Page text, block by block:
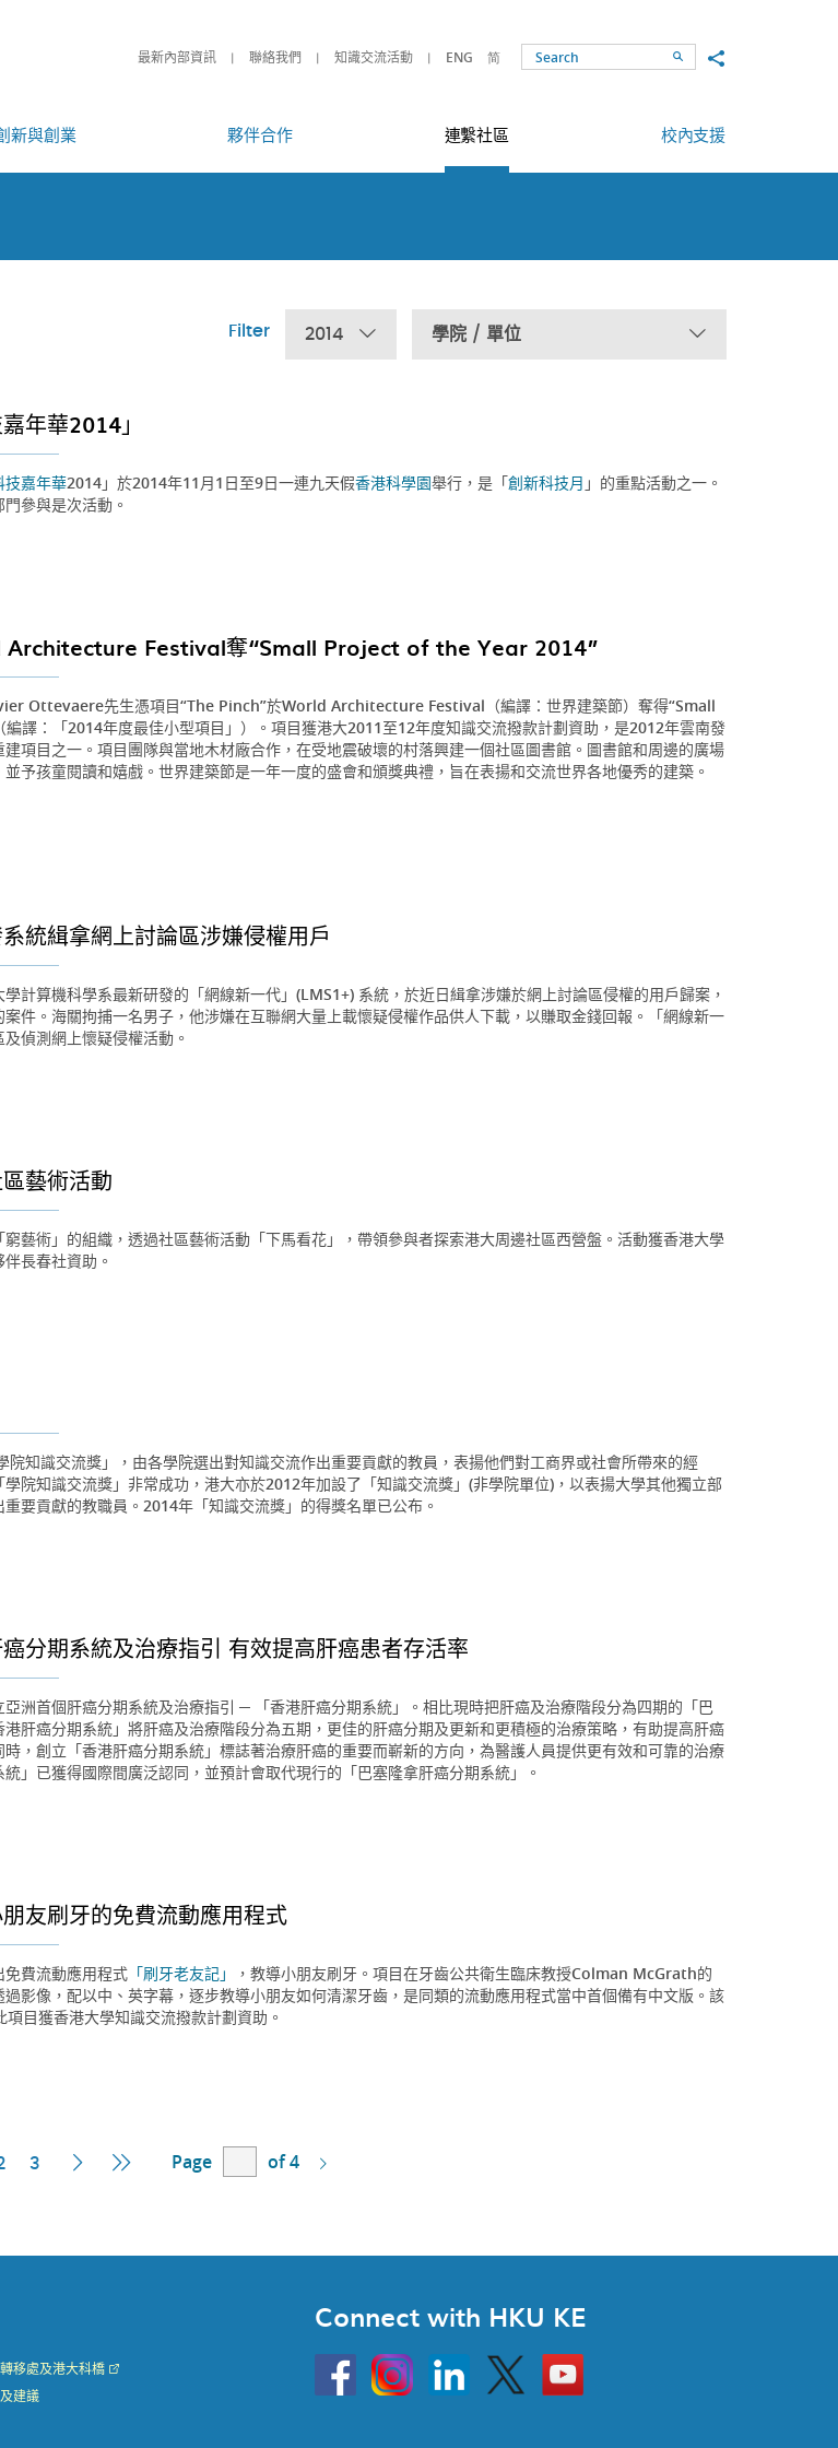
最新內部資訊 聯絡我們 知識交流活動 ENG 简 SearchShare to
新與創業 夥伴合作 連繫社區 校內支援
Filter 2014 學院 / 單位
年華2014」
技嘉年華2014」於2014年11月1日至9日一連九天假香港科學園舉行，是「創新科技月 」的重點活動之一。
參與是次活動。
Architecture Festival奪“Small Project of the Year 2014”
Ottevaere先生憑項目“The Pinch”於World Architecture Festival（編譯：世界建築節）奪得“Small
譯：「2014年度最佳小型項目」）。項目獲港大2011至12年度知識交流撥款計劃資助，是2012年雲南發
項目之一。項目團隊與當地木材廠合作，在受地震破壞的村落興建一個社區圖書館。圖書館和周邊的廣場
予孩童閱讀和嬉戲。世界建築節是一年一度的盛會和頒獎典禮，旨在表揚和交流世界各地優秀的建築。
統緝拿網上討論區涉嫌侵權用戶
計算機科學系最新研發的「網線新一代」(LMS1+) 系統，於近日緝拿涉嫌於網上討論區侵權的用戶歸案，
件。海關拘捕一名男子，他涉嫌在互聯網大量上載懷疑侵權作品供人下載，以賺取金錢回報。「網線新一
偵測網上懷疑侵權活動。
藝術活動
藝術」的組織，透過社區藝術活動「下馬看花」，帶領參與者探索港大周邊社區西營盤。活動獲香港大學
長春社資助。
院知識交流獎」，由各學院選出對知識交流作出重要貢獻的教員，表揚他們對工商界或社會所帶來的經
院知識交流獎」非常成功，港大亦於2012年加設了「知識交流獎」(非學院單位)，以表揚大學其他獨立部
要貢獻的教職員。2014年「知識交流獎」的得獎名單已公布。
分期系統及治療指引 有效提高肝癌患者存活率
洲首個肝癌分期系統及治療指引 ─ 「香港肝癌分期系統」。相比現時把肝癌及治療階段分為四期的「巴
肝癌分期系統」將肝癌及治療階段分為五期，更佳的肝癌分期及更新和更積極的治療策略，有助提高肝癌
，創立「香港肝癌分期系統」標誌著治療肝癌的重要而嶄新的方向，為醫護人員提供更有效和可靠的治療
」已獲得國際間廣泛認同，並預計會取代現行的「巴塞隆拿肝癌分期系統」。
友刷牙的免費流動應用程式
費流動應用程式「刷牙老友記」
，教導小朋友刷牙。項目在牙齒公共衛生臨床教授Colman McGrath的
影像，配以中、英字幕，逐步教導小朋友如何清潔牙齒，是同類的流動應用程式當中首個備有中文版。該
目獲香港大學知識交流撥款計劃資助。
3
Next Last
Page of 4
移處及港大科橋
建議
Connect with HKU KE
HKU
InstagramLinkedin Twitter
Go
to
HKU